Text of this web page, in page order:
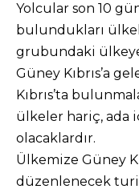
Yolcular son 10
bulundukları
grubundaki
Güney Kıbrıs’a
Kıbrıs’ta
ülkeler hariç, ada
olacaklardır.
Ülkemize Güney
düzenlenecek